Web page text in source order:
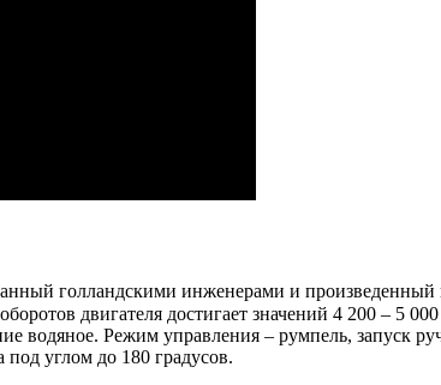
голландскими инженерами и
двигателя достигает значений 4 200 – 5
водяное. Режим управления – румпель, запуск
под углом до 180 градусов.